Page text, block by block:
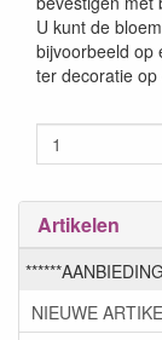
U kunt de
bijvoorbeeld op
ter decoratie
Artikelen
NIEUWE